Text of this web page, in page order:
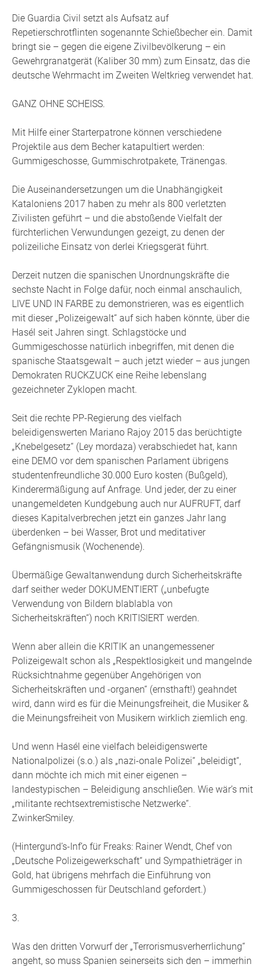
Die Guardia Civil setzt als Aufsatz auf
Repetierschrotflinten sogenannte Schießbecher ein. Damit
bringt sie – gegen die eigene Zivilbevölkerung – ein
Gewehrgranatgerät (Kaliber 30 mm) zum Einsatz, das die
deutsche Wehrmacht im Zweiten Weltkrieg verwendet hat.
GANZ OHNE SCHEISS.
Mit Hilfe einer Starterpatrone können verschiedene
Projektile aus dem Becher katapultiert werden:
Gummigeschosse, Gummischrotpakete, Tränengas.
Die Auseinandersetzungen um die Unabhängigkeit
Kataloniens 2017 haben zu mehr als 800 verletzten
Zivilisten geführt – und die abstoßende Vielfalt der
fürchterlichen Verwundungen gezeigt, zu denen der
polizeiliche Einsatz von derlei Kriegsgerät führt.
Derzeit nutzen die spanischen Unordnungskräfte die
sechste Nacht in Folge dafür, noch einmal anschaulich,
LIVE UND IN FARBE zu demonstrieren, was es eigentlich
mit dieser „Polizeigewalt“ auf sich haben könnte, über die
Hasél seit Jahren singt. Schlagstöcke und
Gummigeschosse natürlich inbegriffen, mit denen die
spanische Staatsgewalt – auch jetzt wieder – aus jungen
Demokraten RUCKZUCK eine Reihe lebenslang
gezeichneter Zyklopen macht.
Seit die rechte PP-Regierung des vielfach
beleidigenswerten Mariano Rajoy 2015 das berüchtigte
„Knebelgesetz“ (Ley mordaza) verabschiedet hat, kann
eine DEMO vor dem spanischen Parlament übrigens
studentenfreundliche 30.000 Euro kosten (Bußgeld),
Kinderermäßigung auf Anfrage. Und jeder, der zu einer
unangemeldeten Kundgebung auch nur AUFRUFT, darf
dieses Kapitalverbrechen jetzt ein ganzes Jahr lang
überdenken – bei Wasser, Brot und meditativer
Gefängnismusik (Wochenende).
Übermäßige Gewaltanwendung durch Sicherheitskräfte
darf seither weder DOKUMENTIERT („unbefugte
Verwendung von Bildern blablabla von
Sicherheitskräften“) noch KRITISIERT werden.
Wenn aber allein die KRITIK an unangemessener
Polizeigewalt schon als „Respektlosigkeit und mangelnde
Rücksichtnahme gegenüber Angehörigen von
Sicherheitskräften und -organen“ (ernsthaft!) geahndet
wird, dann wird es für die Meinungsfreiheit, die Musiker &
die Meinungsfreiheit von Musikern wirklich ziemlich eng.
Und wenn Hasél eine vielfach beleidigenswerte
Nationalpolizei (s.o.) als „nazi-onale Polizei“ „beleidigt“,
dann möchte ich mich mit einer eigenen –
landestypischen – Beleidigung anschließen. Wie wär’s mit
„militante rechtsextremistische Netzwerke“.
ZwinkerSmiley.
(Hintergund’s-Inf’o für Freaks: Rainer Wendt, Chef von
„Deutsche Polizeigewerkschaft“ und Sympathieträger in
Gold, hat übrigens mehrfach die Einführung von
Gummigeschossen für Deutschland gefordert.)
3.
Was den dritten Vorwurf der „Terrorismusverherrlichung“
angeht, so muss Spanien seinerseits sich den – immerhin